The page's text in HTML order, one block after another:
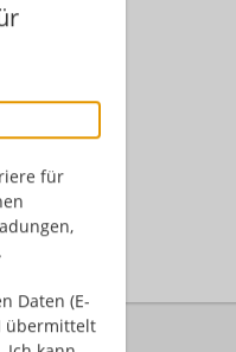
für
Daten (E-
übermittelt